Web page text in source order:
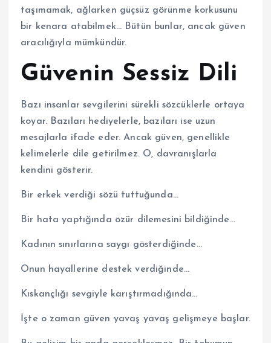
taşımamak, ağlarken güçsüz görünme korkusunu
bir kenara atabilmek… Bütün bunlar, ancak güven
aracılığıyla mümkündür.
Güvenin Sessiz Dili
Bazı insanlar sevgilerini sürekli sözcüklerle ortaya
koyar. Bazıları hediyelerle, bazıları ise uzun
mesajlarla ifade eder. Ancak güven, genellikle
kelimelerle dile getirilmez. O, davranışlarla
kendini gösterir.
Bir erkek verdiği sözü tuttuğunda…
Bir hata yaptığında özür dilemesini bildiğinde…
Kadının sınırlarına saygı gösterdiğinde…
Onun hayallerine destek verdiğinde…
Kıskançlığı sevgiyle karıştırmadığında…
İşte o zaman güven yavaş yavaş gelişmeye başlar.